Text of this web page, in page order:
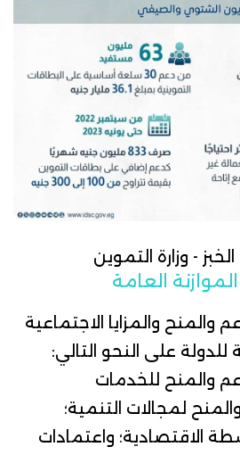
- وزارة التموين
العامة
والمنح والمزايا الاجتماعية
للدولة على النحو التالي:
والمنح للخدمات
لمجالات التنمية؛
الاقتصادية؛ واعتمادات